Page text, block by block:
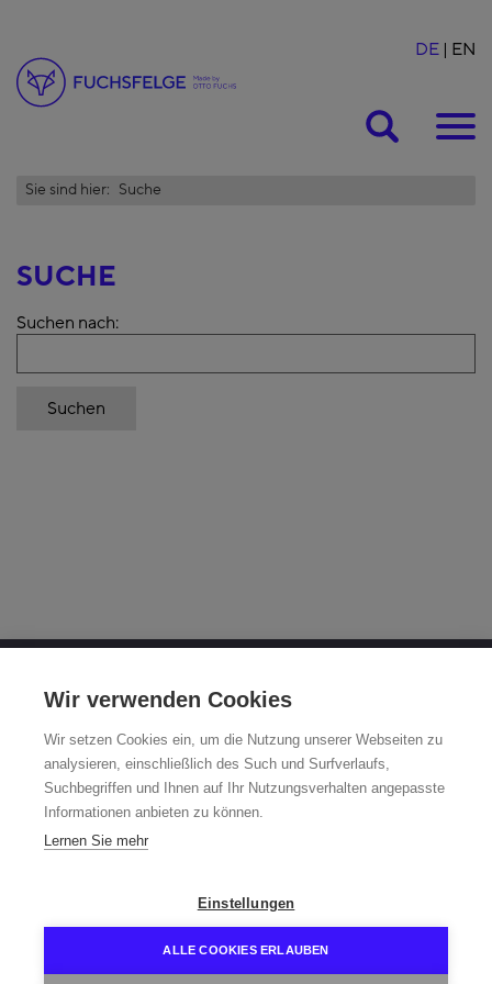
DE EN
Sie sind hier: Suche
SUCHE
Suchen nach:
Derschlager Straße 26
58540 Meinerzhagen
Fuchsfelgen-Hotline +49 2354 73-317
Mo - Fr 8:00 - 12:00 Uhr und 13:00 - 15:00 Uhr
Wir verwenden Cookies
Wir setzen Cookies ein, um die Nutzung unserer Webseiten zu
analysieren, einschließlich des Such und Surfverlaufs,
Suchbegriffen und Ihnen auf Ihr Nutzungsverhalten angepasste
Informationen anbieten zu können.
Lernen Sie mehr
Einstellungen
ALLE COOKIES ERLAUBEN